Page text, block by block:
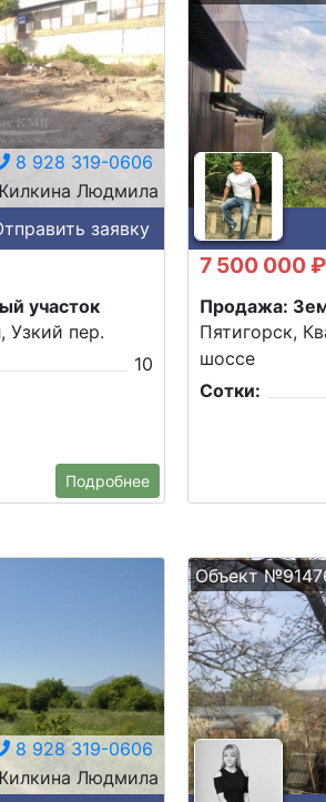
8 928 319-0606
Людмила
заявку
участок
Узкий пер.
10
Подробнее
7 500 000 ₽
Продажа:
Пятигорск,
шоссе
Сотки:
8 928 319-0606
Людмила
Объект